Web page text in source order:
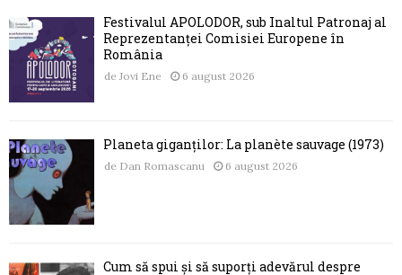
Festivalul APOLODOR, sub Înaltul Patronaj al
Reprezentanței Comisiei Europene în
România
de Jovi Ene 6 august 2026
Planeta giganților: La planète sauvage (1973)
de Dan Romascanu 6 august 2026
Cum să spui și să suporți adevărul despre